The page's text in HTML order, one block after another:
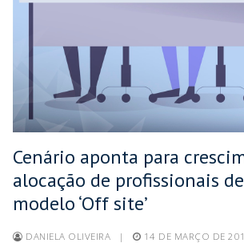
Cenário aponta para
alocação de profissionais
modelo ‘Off site’
DANIELA OLIVEIRA | 14 DE MARÇO DE